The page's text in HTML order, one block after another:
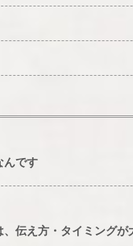
んです
、伝え方・タイミングが